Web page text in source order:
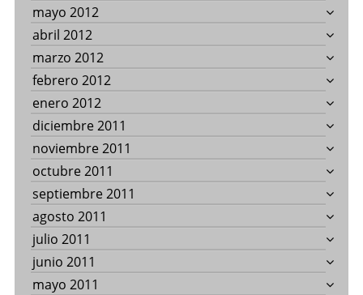
mayo 2012
abril 2012
marzo 2012
febrero 2012
enero 2012
diciembre 2011
noviembre 2011
octubre 2011
septiembre 2011
agosto 2011
julio 2011
junio 2011
mayo 2011